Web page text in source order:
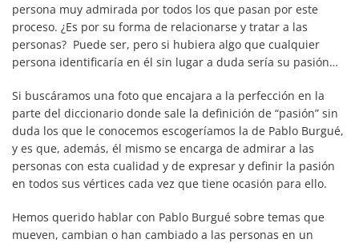
persona muy admirada por todos los que pasan por este
proceso. ¿Es por su forma de relacionarse y tratar a las
personas? Puede ser, pero si hubiera algo que cualquier
persona identificaría en él sin lugar a duda sería su pasión…
Si buscáramos una foto que encajara a la perfección en la
parte del diccionario donde sale la definición de “pasión” sin
duda los que le conocemos escogeríamos la de Pablo Burgué,
y es que, además, él mismo se encarga de admirar a las
personas con esta cualidad y de expresar y definir la pasión
en todos sus vértices cada vez que tiene ocasión para ello.
Hemos querido hablar con Pablo Burgué sobre temas que
mueven, cambian o han cambiado a las personas en un